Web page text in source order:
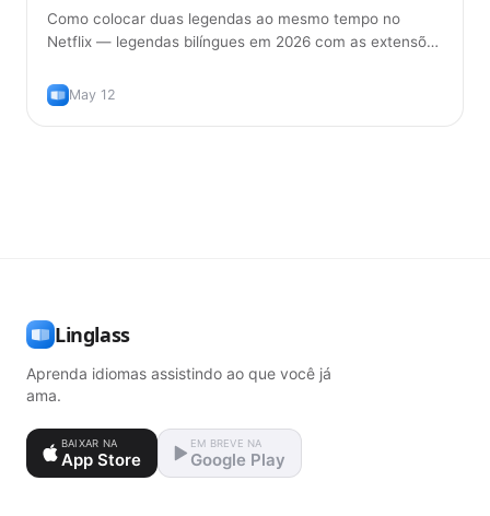
Como colocar duas legendas ao mesmo tempo no
Netflix — legendas bilíngues em 2026 com as extensões
certa de usá-las para realmente aprender o idioma.
May 12
Linglass
Aprenda idiomas assistindo ao que você já
ama.
BAIXAR NA
App Store
EM BREVE NA
Google Play